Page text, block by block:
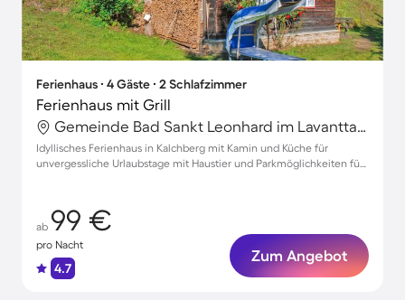
Ferienhaus ∙ 4 Gäste ∙ 2 Schlafzimmer
Ferienhaus mit Grill
Gemeinde Bad Sankt Leonhard im Lavanttal, Wolfsberg, Österreich
Idyllisches Ferienhaus in Kalchberg mit Kamin und Küche für
unvergessliche Urlaubstage mit Haustier und Parkmöglichkeiten für
ab 99 €
pro Nacht
4.7
Zum Angebot